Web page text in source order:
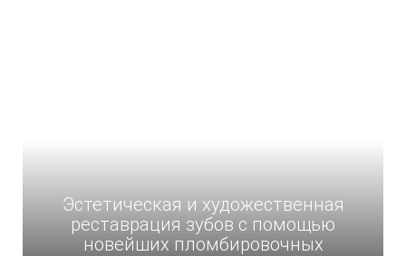
Эстетическая и художественная
реставрация зубов с помощью
новейших пломбировочных